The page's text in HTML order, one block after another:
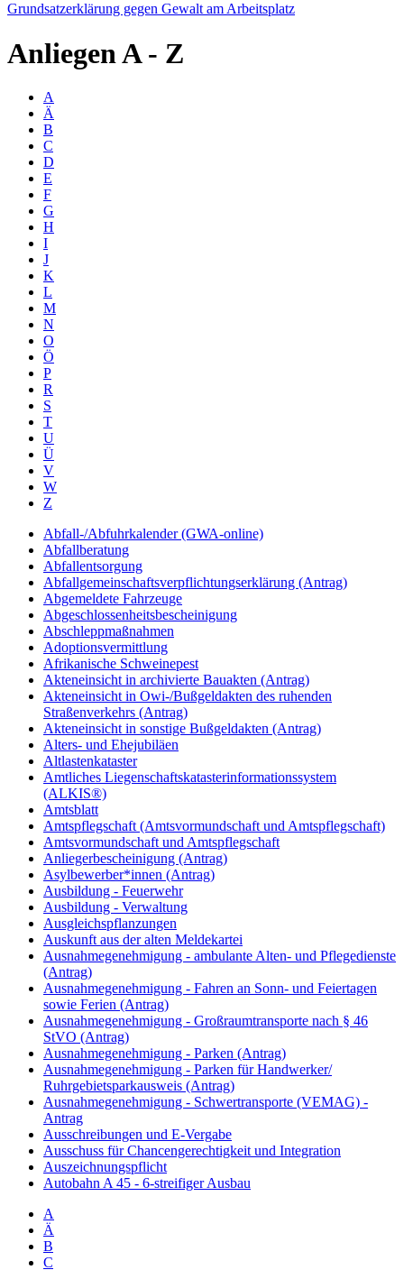
Grundsatzerklärung gegen Gewalt am Arbeitsplatz
AnliegenA - Z
A
Ä
B
C
D
E
F
G
H
I
J
K
L
M
N
O
Ö
P
R
S
T
U
Ü
V
W
Z
Abfall-/Abfuhrkalender (GWA-online)
Abfallberatung
Abfallentsorgung
Abfallgemeinschaftsverpflichtungserklärung (Antrag)
Abgemeldete Fahrzeuge
Abgeschlossenheitsbescheinigung
Abschleppmaßnahmen
Adoptionsvermittlung
Afrikanische Schweinepest
Akteneinsicht in archivierte Bauakten (Antrag)
Akteneinsicht in Owi-/Bußgeldakten des ruhenden
Straßenverkehrs (Antrag)
Akteneinsicht in sonstige Bußgeldakten (Antrag)
Alters- und Ehejubiläen
Altlastenkataster
Amtliches Liegenschaftskatasterinformationssystem
(ALKIS®)
Amtsblatt
Amtspflegschaft (Amtsvormundschaft und Amtspflegschaft)
Amtsvormundschaft und Amtspflegschaft
Anliegerbescheinigung (Antrag)
Asylbewerber*innen (Antrag)
Ausbildung - Feuerwehr
Ausbildung - Verwaltung
Ausgleichspflanzungen
Auskunft aus der alten Meldekartei
Ausnahmegenehmigung - ambulante Alten- und Pflegedienste
(Antrag)
Ausnahmegenehmigung - Fahren an Sonn- und Feiertagen
sowie Ferien (Antrag)
Ausnahmegenehmigung - Großraumtransporte nach § 46
StVO (Antrag)
Ausnahmegenehmigung - Parken (Antrag)
Ausnahmegenehmigung - Parken für Handwerker/
Ruhrgebietsparkausweis (Antrag)
Ausnahmegenehmigung - Schwertransporte (VEMAG) -
Antrag
Ausschreibungen und E-Vergabe
Ausschuss für Chancengerechtigkeit und Integration
Auszeichnungspflicht
Autobahn A 45 - 6-streifiger Ausbau
A
Ä
B
C